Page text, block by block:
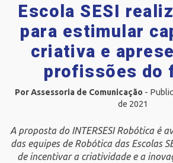
Escola SESI
para estimular
criativa e
profissões do
Por Assessoria de Comunicação -
de 2021
A proposta do INTERSESI Robótica é
das equipes de Robótica das Escolas
de incentivar a criatividade e a